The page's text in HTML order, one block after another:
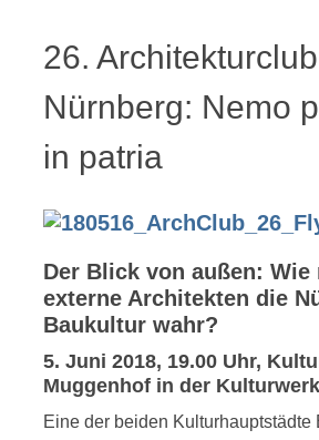
26. Architekturclub
Nürnberg: Nemo
in patria
Der Blick von außen: Wie
externe Architekten die
Baukultur wahr?
5. Juni 2018, 19.00 Uhr,
Muggenhof in der
Eine der beiden Kulturhauptstädte